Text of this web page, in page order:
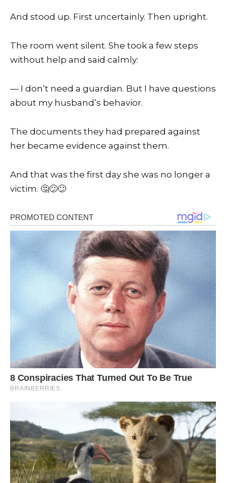
And stood up. First uncertainly. Then upright.
The room went silent. She took a few steps
without help and said calmly:
— I don’t need a guardian. But I have questions
about my husband’s behavior.
The documents they had prepared against
her became evidence against them.
And that was the first day she was no longer a
victim. 🤔😕😕